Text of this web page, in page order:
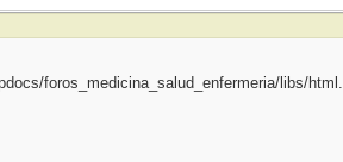
foros_medicina_salud_enfermeria/libs/